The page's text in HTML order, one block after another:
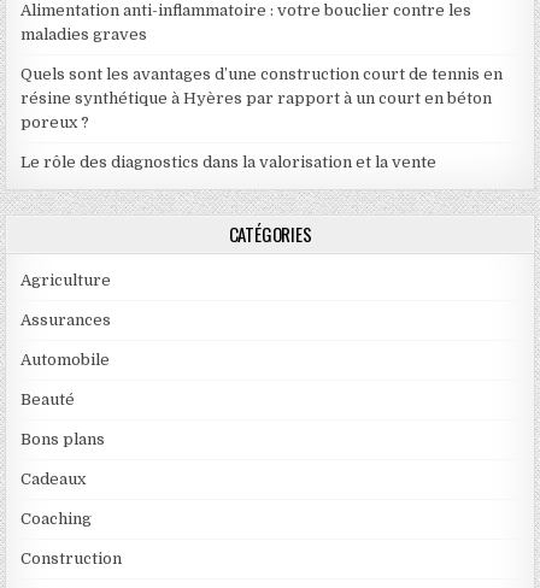
Alimentation anti-inflammatoire : votre bouclier contre les
maladies graves
Quels sont les avantages d’une construction court de tennis en
résine synthétique à Hyères par rapport à un court en béton
poreux ?
Le rôle des diagnostics dans la valorisation et la vente
CATÉGORIES
Agriculture
Assurances
Automobile
Beauté
Bons plans
Cadeaux
Coaching
Construction